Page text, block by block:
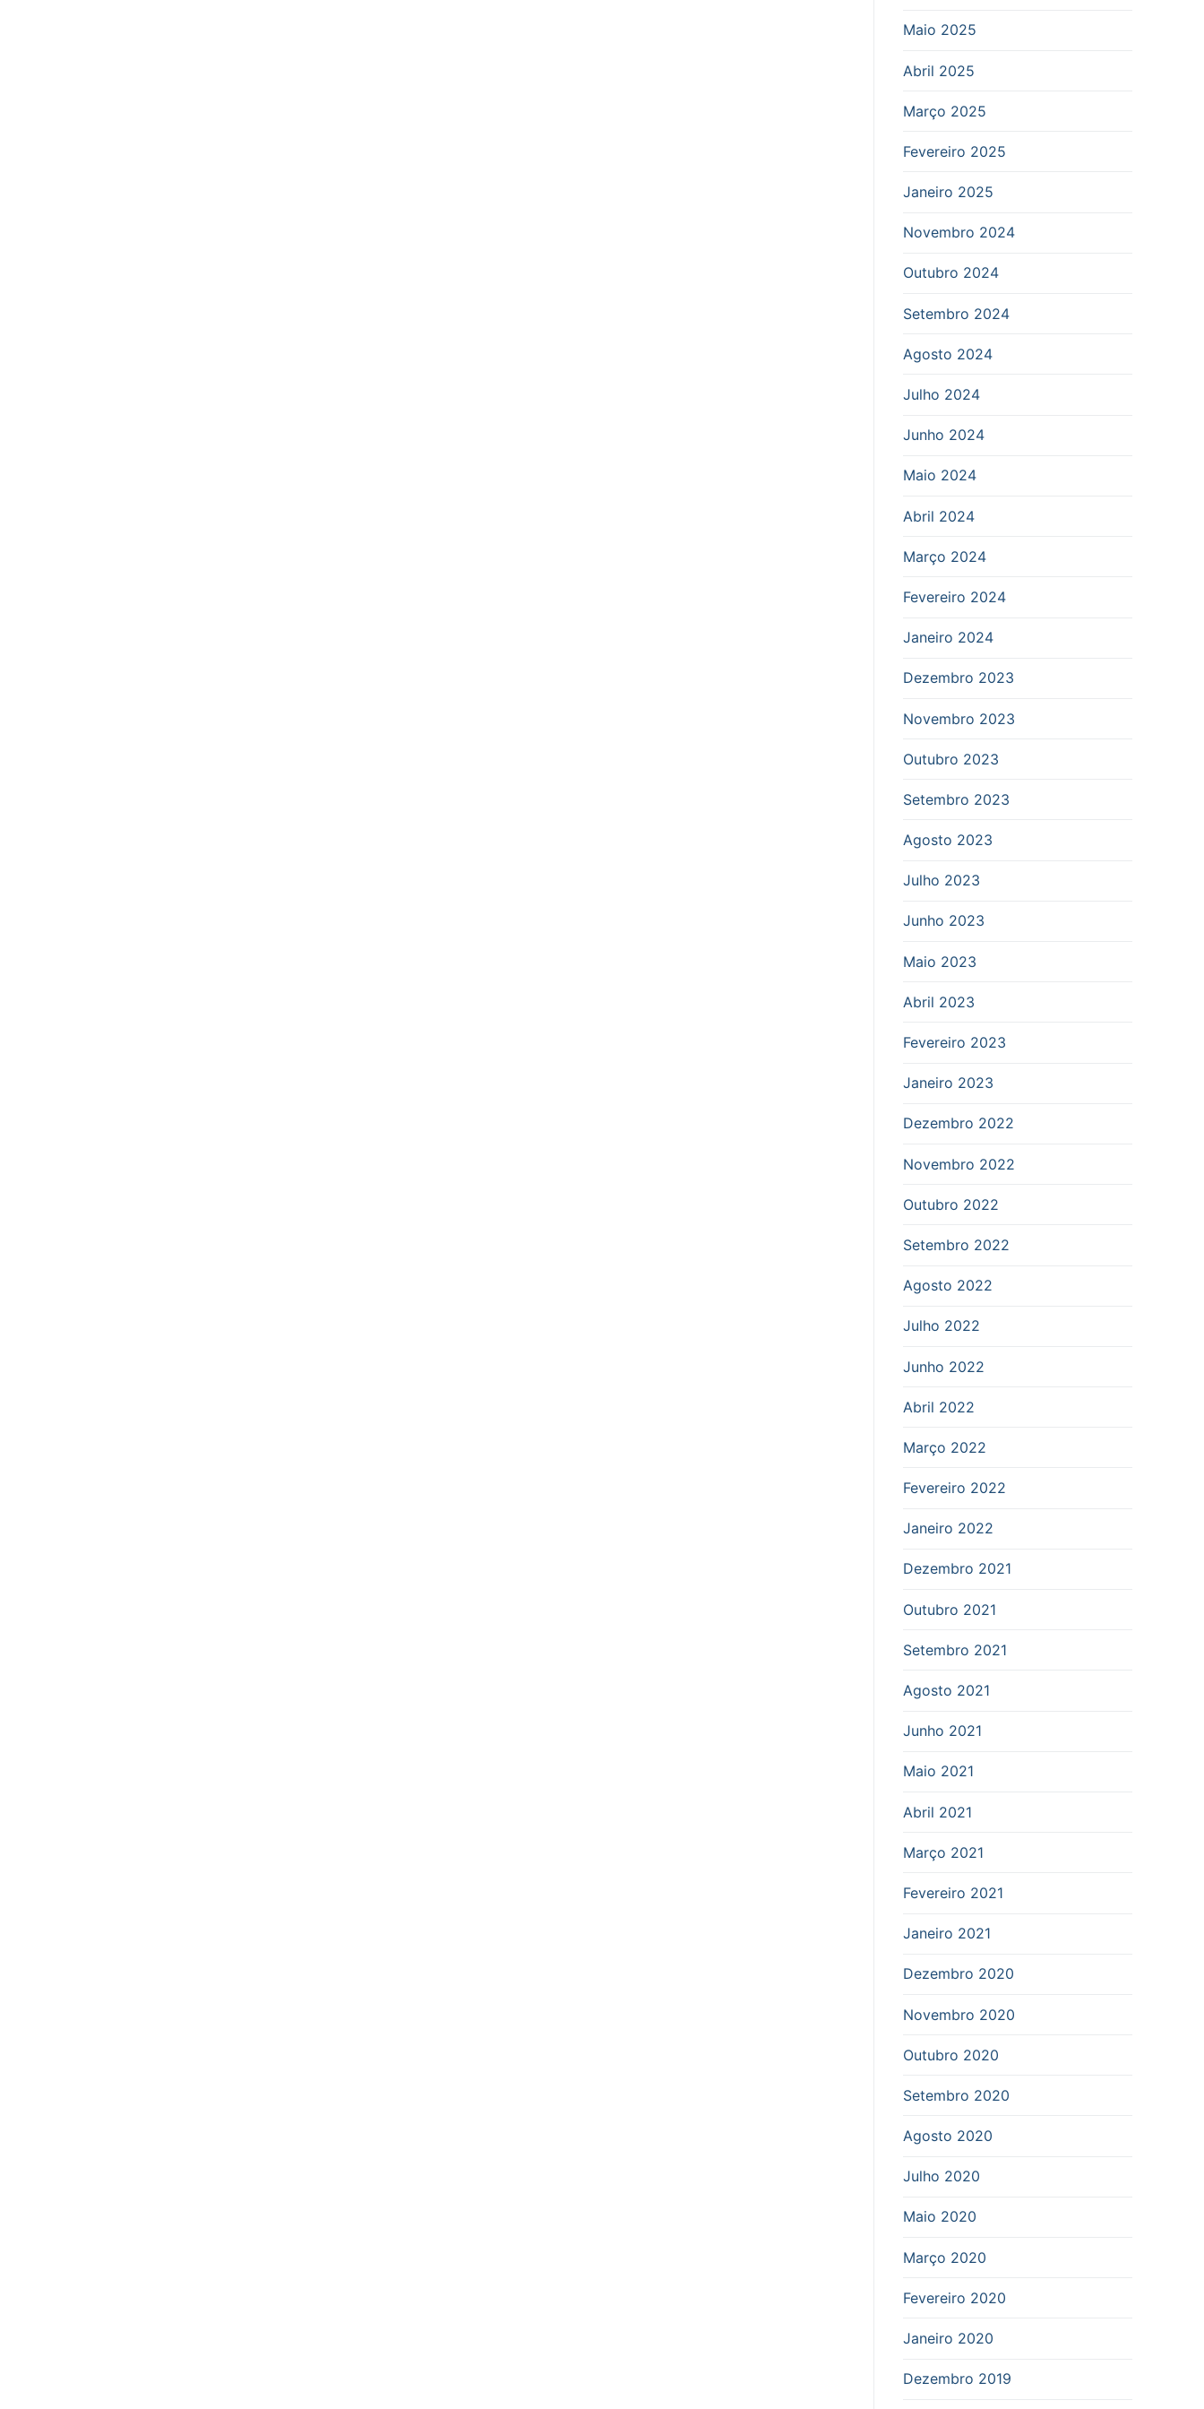
Maio 2025
Abril 2025
Março 2025
Fevereiro 2025
Janeiro 2025
Novembro 2024
Outubro 2024
Setembro 2024
Agosto 2024
Julho 2024
Junho 2024
Maio 2024
Abril 2024
Março 2024
Fevereiro 2024
Janeiro 2024
Dezembro 2023
Novembro 2023
Outubro 2023
Setembro 2023
Agosto 2023
Julho 2023
Junho 2023
Maio 2023
Abril 2023
Fevereiro 2023
Janeiro 2023
Dezembro 2022
Novembro 2022
Outubro 2022
Setembro 2022
Agosto 2022
Julho 2022
Junho 2022
Abril 2022
Março 2022
Fevereiro 2022
Janeiro 2022
Dezembro 2021
Outubro 2021
Setembro 2021
Agosto 2021
Junho 2021
Maio 2021
Abril 2021
Março 2021
Fevereiro 2021
Janeiro 2021
Dezembro 2020
Novembro 2020
Outubro 2020
Setembro 2020
Agosto 2020
Julho 2020
Maio 2020
Março 2020
Fevereiro 2020
Janeiro 2020
Dezembro 2019